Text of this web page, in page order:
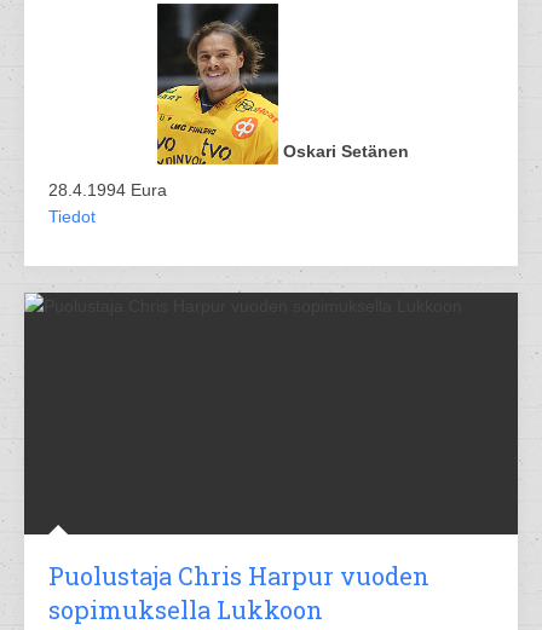
Oskari Setänen
28.4.1994 Eura
Tiedot
Puolustaja Chris Harpur vuoden
sopimuksella Lukkoon